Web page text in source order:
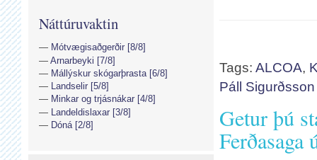
Tags: ALCOA,
Páll
Getur þú
Náttúruvaktin
Mótvægisaðgerðir [8/8]
Arnarbeyki [7/8]
Mállýskur skógarþrasta [6/8]
Landselir [5/8]
Minkar og trjásnákar [4/8]
Landeldislaxar [3/8]
Dóná [2/8]